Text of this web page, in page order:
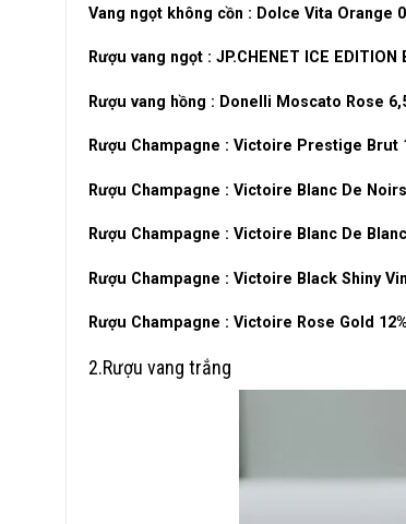
Vang ngọt không cồn : Dolce Vita Orange
Rượu vang ngọt : JP.CHENET ICE EDITION
Rượu vang hồng : Donelli Moscato Rose
Rượu Champagne : Victoire Prestige Brut
Rượu Champagne : Victoire Blanc De
Rượu Champagne : Victoire Blanc De
Rượu Champagne : Victoire Black Shiny
Rượu Champagne : Victoire Rose Gold 12%
2.Rượu vang trắng